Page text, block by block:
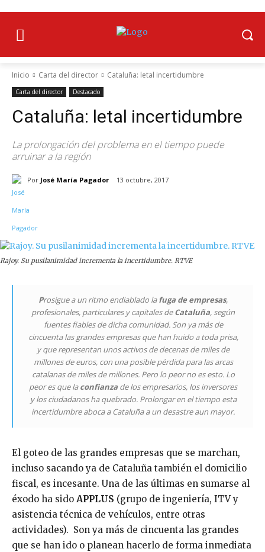
Inicio Carta del director Cataluña: letal incertidumbre
Carta del director Destacado
Cataluña: letal incertidumbre
La prolongación del problema en el tiempo puede
arruinar a la región
Por José María Pagador 13 octubre, 2017
Rajoy. Su pusilanimidad incrementa la incertidumbre. RTVE
Prosigue a un ritmo endiablado lafuga de empresas,
profesionales, particulares y capitales deCataluña, según
fuentes fiables de dicha comunidad. Son ya más de
cincuenta las grandes empresas que han huido a toda prisa,
y que representan unos activos de decenas de miles de
millones de euros, con una posible pérdida para las arcas
catalanas de miles de millones. Pero lo peor no es esto. Lo
peor es que laconfianza de los empresarios, los inversores
y los ciudadanos ha quebrado. Prolongar en el tiempo esta
incertidumbre aboca a Cataluña a un desastre aun mayor.
El goteo de las grandes empresas que se marchan,
incluso sacando ya de Cataluña también el domicilio
fiscal, es incesante. Una de las últimas en sumarse al
éxodo ha sido APPLUS (grupo de ingeniería, ITV y
asistencia técnica de vehículos, entre otras
actividades). Son ya más de cincuenta las grandes
que se han ido o planean hacerlo de forma inmediata